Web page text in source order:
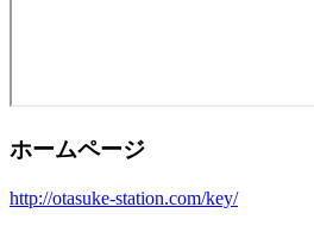
ホームページ
http://otasuke-station.com/key/